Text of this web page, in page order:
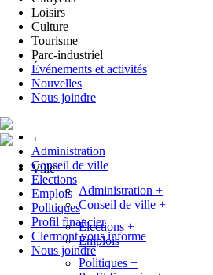
Loisirs
Culture
Tourisme
Parc-industriel
Événements et activités
Nouvelles
Nous joindre
←
Administration
Conseil de ville
Élections
Emplois
Politiques
Profil financier
Clermont vous informe
Nous joindre
Ville
Administration +
Conseil de ville +
Élections +
Emplois
Politiques +